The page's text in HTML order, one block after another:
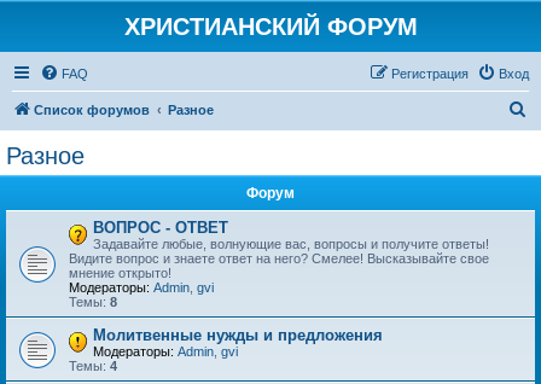
ХРИСТИАНСКИЙ ФОРУМ
FAQ Вход
Регистрация
Список форумов Разное
Разное
Форум
ВОПРОС - ОТВЕТ
Задавайте любые, волнующие вас, вопросы и получите ответы!
Видите вопрос и знаете ответ на него? Смелее! Высказывайте свое
мнение открыто!
Модераторы: Admin gvi
Темы: 8
Молитвенные нужды и предложения
Модераторы: Admin gvi
Темы: 4